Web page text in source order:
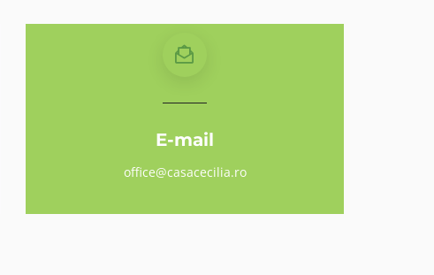
E-mail
office@casacecilia.ro